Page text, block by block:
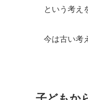
という考え
今は古い考